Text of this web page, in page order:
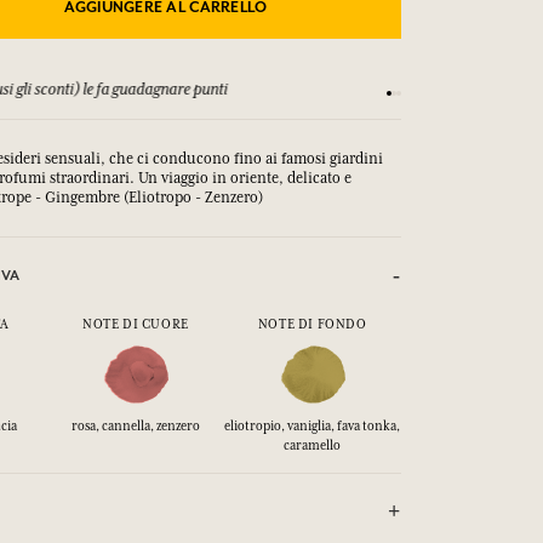
AGGIUNGERE AL CARRELLO
sensuali, che ci conducono fino ai famosi giardini
straordinari. Un viaggio in oriente, delicato e
- Gingembre (Eliotropo - Zenzero)
NOTE DI CUORE NOTE DI FONDO
rosa, cannella, zenzero
eliotropio, vaniglia, fava tonka,
caramello